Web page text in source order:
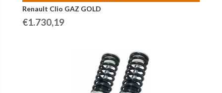
Renault Clio GAZ GOLD
€1.730,19